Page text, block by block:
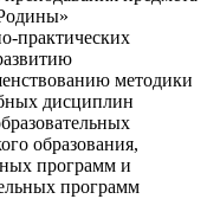
практических
методики
дисциплин
образования,
программ и
программ